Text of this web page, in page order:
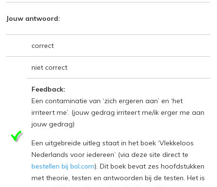
Jouw antwoord:
correct
niet correct
Feedback:
Een contaminatie van ‘zich ergeren aan’ en ‘het
irriteert me’. (jouw gedrag irriteert me/ik erger me aan
jouw gedrag)
Een uitgebreide uitleg staat in het boek ‘Vlekkeloos
Nederlands voor iedereen’ (via deze site direct te
bestellen bij bol.com). Dit boek bevat zes hoofdstukken
met theorie, testen en antwoorden bij de testen. Het is